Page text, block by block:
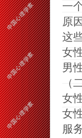
一
原
这
女
男
（
女
女
服